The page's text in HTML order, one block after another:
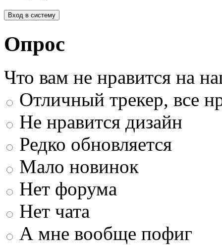
Опрос
Что вам не нравится на
Отличный трекер, все
Не нравится дизайн
Редко обновляется
Мало новинок
Нет форума
Нет чата
А мне вообще пофиг